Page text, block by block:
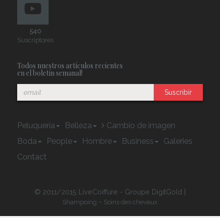
540
Suscriptores
Todos nuestros artículos recientes
en el boletín semanal!
Suscribir
Peluquería Belleza
Cambio de imagen
Boda
People Hombre Business
Galeries
Contact
© 2011/2015 LiveCoiffure - Groupe DigitGold |
Shampoing - Soins des cheveux